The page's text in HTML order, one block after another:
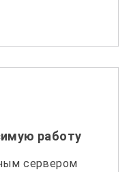
работу
сервером